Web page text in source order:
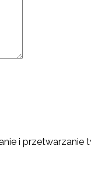
i przetwarzanie